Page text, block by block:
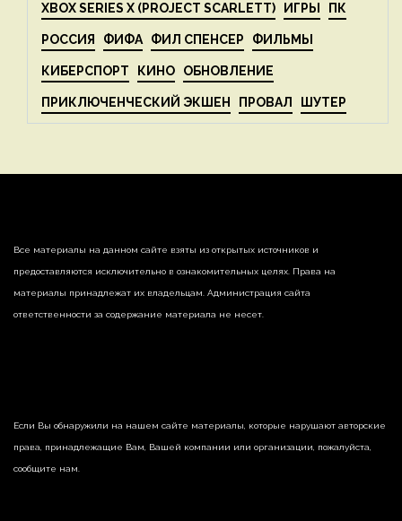
XBOX SERIES X (PROJECT SCARLETT) ИГРЫ ПК
РОССИЯ ФИФА ФИЛ СПЕНСЕР ФИЛЬМЫ
КИБЕРСПОРТ КИНО ОБНОВЛЕНИЕ
ПРИКЛЮЧЕНЧЕСКИЙ ЭКШЕН ПРОВАЛ ШУТЕР
Все материалы на данном сайте взяты из открытых источников и
предоставляются исключительно в ознакомительных целях. Права на
материалы принадлежат их владельцам. Администрация сайта
ответственности за содержание материала не несет.
Если Вы обнаружили на нашем сайте материалы, которые нарушают авторские
права, принадлежащие Вам, Вашей компании или организации, пожалуйста,
сообщите нам.